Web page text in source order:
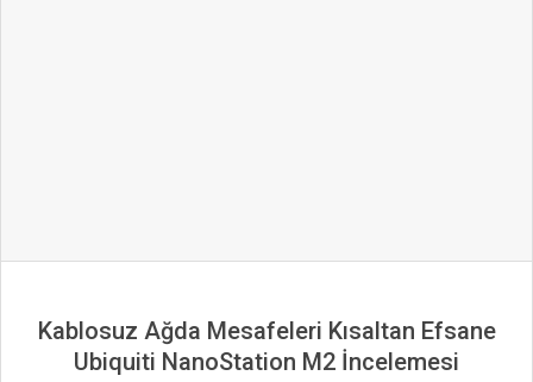
Kablosuz Ağda Mesafeleri Kısaltan Efsane
Ubiquiti NanoStation M2 İncelemesi